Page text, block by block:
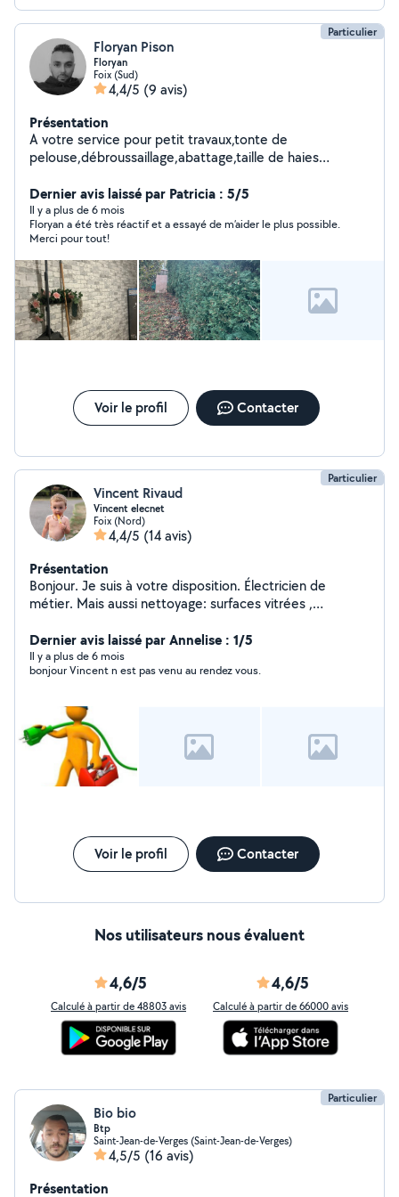
Particulier
Floryan Pison
Floryan
Foix (Sud)
4,4/5 (9 avis)
Présentation
A votre service pour petit travaux,tonte de
pelouse,débroussaillage,abattage,taille de haies
disque et plaquettes de votre véhicule n hésité pas a m
écrire pour plus d info
Dernier avis laissé par Patricia : 5/5
Il y a plus de 6 mois
Floryan a été très réactif et a essayé de m’aider le plus possible.
Merci pour tout!
Voir le profil Contacter
Particulier
Vincent Rivaud
Vincent elecnet
Foix (Nord)
4,4/5 (14 avis)
Présentation
Bonjour. Je suis à votre disposition. Électricien de
métier. Mais aussi nettoyage: surfaces vitrées ,
gratuit Service a la personne espace vert. 50% remise
ou crédit d'impôt.
Dernier avis laissé par Annelise : 1/5
Il y a plus de 6 mois
bonjour Vincent n est pas venu au rendez vous.
Voir le profil Contacter
Nos utilisateurs nous évaluent
4,6/5
Calculé à partir de 48803 avis
4,6/5
Calculé à partir de 66000 avis
Particulier
Bio bio
Btp
Saint-Jean-de-Verges (Saint-Jean-de-Verges)
4,5/5 (16 avis)
Présentation